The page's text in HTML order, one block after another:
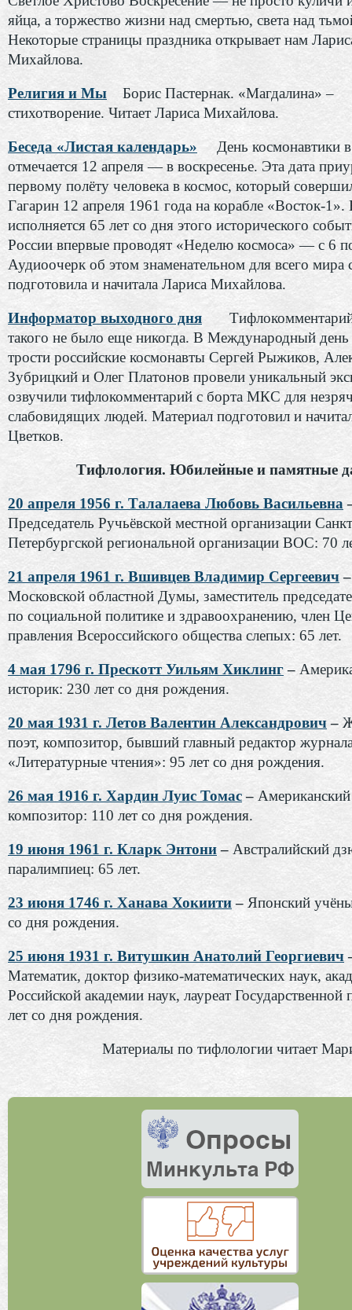
яйца, а торжество жизни над смертью, света над
Некоторые страницы праздника открывает нам
Михайлова.
Религия и Мы
Борис Пастернак. «Магдалина» –
стихотворение. Читает Лариса Михайлова.
Беседа «Листая календарь» День космонавтики
отмечается 12 апреля — в воскресенье. Эта дата
первому полёту человека в космос, который
Гагарин 12 апреля 1961 года на корабле «Восток-
исполняется 65 лет со дня этого исторического
России впервые проводят «Неделю космоса» — с 6
Аудиоочерк об этом знаменательном для всего мира
подготовила и начитала Лариса Михайлова.
Информатор выходного дня
такого не было еще никогда. В Международный день
трости российские космонавты Сергей Рыжиков,
Зубрицкий и Олег Платонов провели уникальный
озвучили тифлокомментарий с борта МКС для
слабовидящих людей. Материал подготовил и
Цветков.
Тифлология. Юбилейные и памятные
20 апреля 1956 г. Талалаева Любовь Васильевна
Председатель Ручьёвской местной организации
Петербургской региональной организации ВОС: 70
21 апреля 1961 г. Вшивцев Владимир Сергеевич
Московской областной Думы, заместитель
по социальной политике и здравоохранению, член
правления Всероссийского общества слепых: 65 лет.
4 мая 1796 г. Прескотт Уильям Хиклинг–
историк: 230 лет со дня рождения.
20 мая 1931 г. Летов Валентин Александрович–
поэт, композитор, бывший главный редактор
«Литературные чтения»: 95 лет со дня рождения.
26 мая 1916 г. Хардин Луис Томас– Американский
композитор: 110 лет со дня рождения.
19 июня 1961 г. Кларк Энтони– Австралийский
паралимпиец: 65 лет.
23 июня 1746 г. Ханава Хокиити– Японский
со дня рождения.
25 июня 1931 г. Витушкин Анатолий Георгиевич
Математик, доктор физико-математических наук,
Российской академии наук, лауреат
лет со дня рождения.
Материалы по тифлологии читает